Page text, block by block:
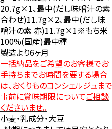
20.7g×1、最中(だし味噌汁の素
合わせ)11.7g×2､最中(だし味
噌汁の素 赤)11.7g×1※もち米
100%(国産)最中種
製造より6ヶ月
一括納品をご希望のお客様でお
手持ちまでお時間を要する場合
は、おくりものコンシェルジュまで
事前に賞味期限についてご相談
くださいませ。
小麦・乳成分・大豆